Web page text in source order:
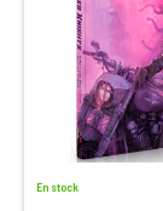
En stock